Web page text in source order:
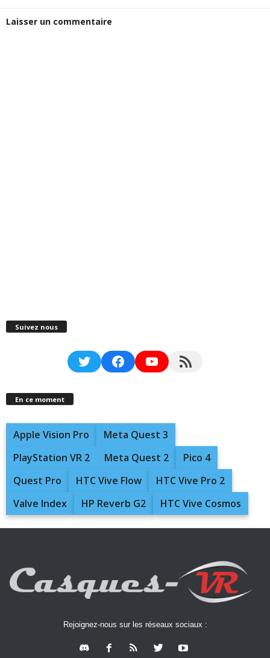
Laisser un commentaire
Suivez nous
TwitterFacebookYouTubeRSS Feed
En ce moment
Apple Vision Pro
Meta Quest 3
PlayStation VR 2
Meta Quest 2
Pico 4
Quest Pro
HTC Vive Flow
HTC Vive Pro 2
Valve Index
HP Reverb G2 HTC Vive Cosmos
Rejoignez-nous sur les réseaux sociaux :